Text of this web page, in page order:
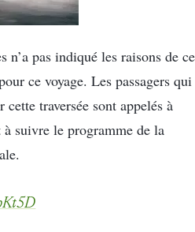
pas indiqué les raisons de ce
ce voyage. Les passagers qui
traversée sont appelés à
suivre le programme de la